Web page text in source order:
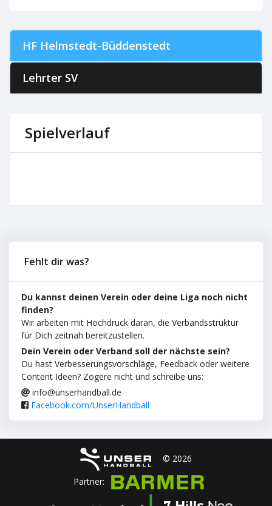
HF Helmstedt-Büddenstedt
Lehrter SV
Spielverlauf
Fehlt dir was?
Du kannst deinen Verein oder deine Liga noch nicht
finden?
Wir arbeiten mit Hochdruck daran, die Verbandsstruktur
für Dich zeitnah bereitzustellen.
Dein Verein oder Verband soll der nächste sein?
Du hast Verbesserungsvorschläge, Feedback oder weitere
Content Ideen? Zögere nicht und schreibe uns:
info@unserhandball.de
Facebook.com/UnserHandball
© 2026
Partner: